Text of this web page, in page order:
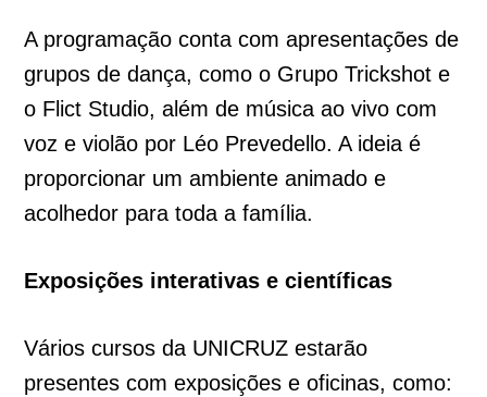
A programação conta com apresentações de
grupos de dança, como o Grupo Trickshot e
o Flict Studio, além de música ao vivo com
voz e violão por Léo Prevedello. A ideia é
proporcionar um ambiente animado e
acolhedor para toda a família.
Exposições interativas e científicas
Vários cursos da UNICRUZ estarão
presentes com exposições e oficinas, como: